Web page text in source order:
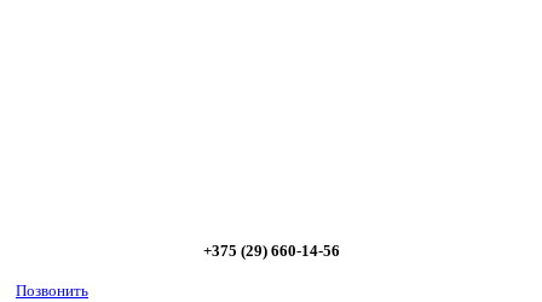
+375 (29) 660-14-56
Позвонить